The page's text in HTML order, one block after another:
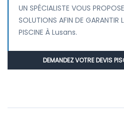
UN SPÉCIALISTE VOUS
SOLUTIONS AFIN DE GARANTIR
PISCINE À Lusans.
DEMANDEZ VOTRE DEVIS